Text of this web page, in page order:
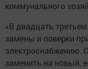
коммунального
«В двадцать
замены и поверки
электроснабжению.
заменить на новый,